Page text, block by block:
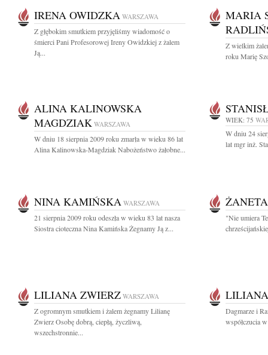
IRENA OWIDZKA WARSZAWA
Z głębokim smutkiem przyjęliśmy wiadomość o
śmierci Pani Profesorowej Ireny Owidzkiej z żalem
Ją...
MARIA
Z wielkim
roku Marię
ALINA KALINOWSKA
MAGDZIAK WARSZAWA
W dniu 18 sierpnia 2009 roku zmarła w wieku 86 lat
Alina Kalinowska-Magdziak Nabożeństwo żałobne...
WIEK: 75
W dniu 24
lat mgr inż.
NINA KAMIŃSKA WARSZAWA
21 sierpnia 2009 roku odeszła w wieku 83 lat nasza
Siostra cioteczna Nina Kamińska Żegnamy Ją z...
"Nie umiera
LILIANA ZWIERZ WARSZAWA
Z ogromnym smutkiem i żalem żegnamy Lilianę
Zwierz Osobę dobrą, ciepłą, życzliwą,
wszechstronnie...
Dagmarze i
współczucia